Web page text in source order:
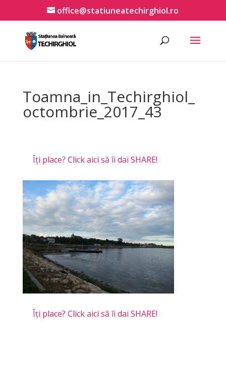
office@statiuneatechirghiol.ro
Toamna_in_Techirghiol_
octombrie_2017_43
Îți place? Click aici să îi dai SHARE!
Îți place? Click aici să îi dai SHARE!